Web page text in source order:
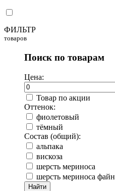
ФИЛЬТР
товаров
Поиск по товарам
Цена:
Товар по акции
Оттенок:
фиолетовый
тёмный
Состав (общий):
альпака
вискоза
шерсть мериноса
шерсть мериноса файн